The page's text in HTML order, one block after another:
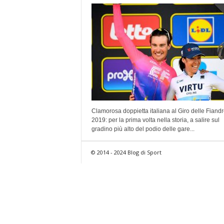
Clamorosa doppietta italiana al Giro delle
2019: per la prima volta nella storia, a salire sul
gradino più alto del podio delle gare...
© 2014 - 2024 Blog di Sport